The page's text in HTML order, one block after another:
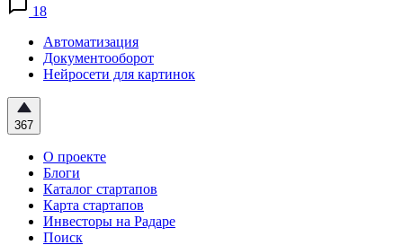
18
Автоматизация
Документооборот
Нейросети для картинок
367
О проекте
Блоги
Каталог стартапов
Карта стартапов
Инвесторы на Радаре
Поиск